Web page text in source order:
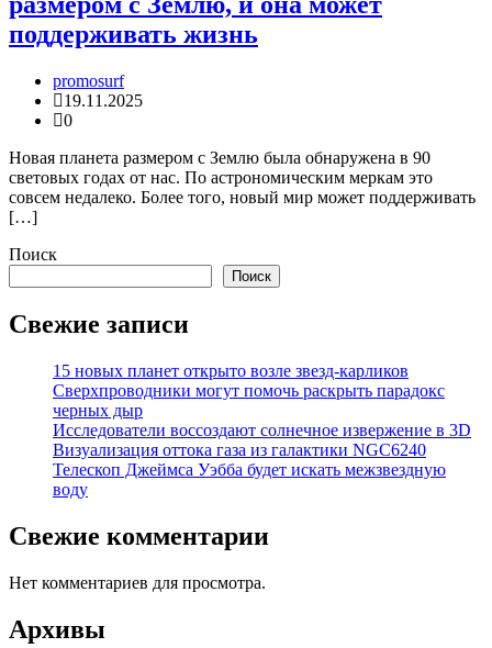
поддерживать жизнь
promosurf
19.11.2025
0
Новая планета размером с Землю была обнаружена в 90
световых годах от нас. По астрономическим меркам это
совсем недалеко. Более того, новый мир может поддерживать
[…]
Поиск
Поиск
Свежие записи
15 новых планет открыто возле звезд-карликов
Сверхпроводники могут помочь раскрыть парадокс
черных дыр
Исследователи воссоздают солнечное извержение в 3D
Визуализация оттока газа из галактики NGC6240
Телескоп Джеймса Уэбба будет искать межзвездную
воду
Свежие комментарии
Нет комментариев для просмотра.
Архивы